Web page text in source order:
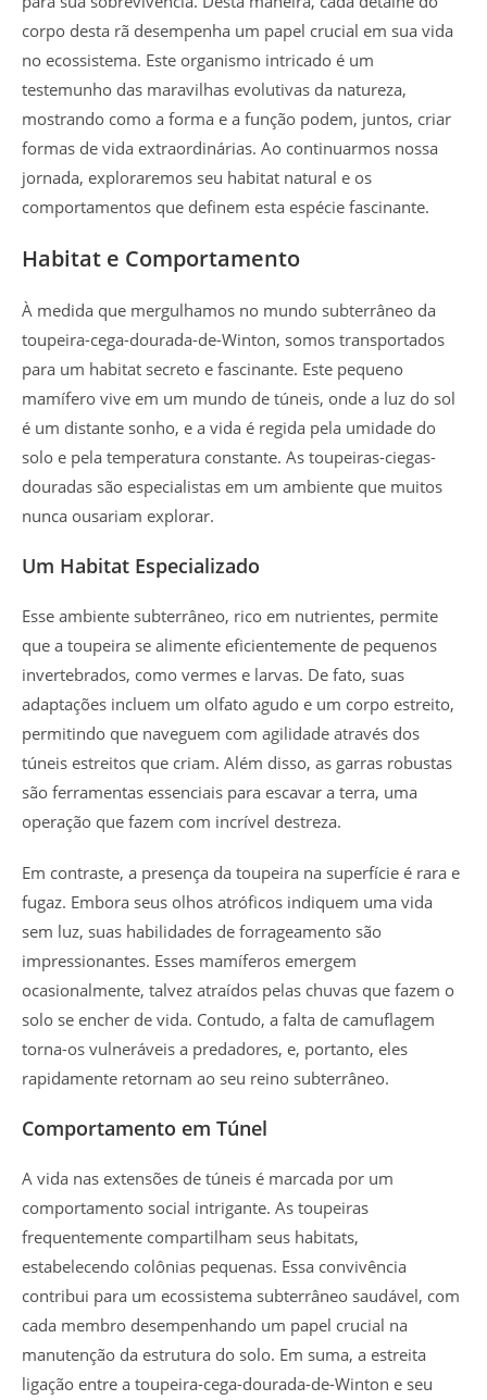
corpo desta rã desempenha um papel crucial em sua vida
no ecossistema. Este organismo intricado é um
testemunho das maravilhas evolutivas da natureza,
mostrando como a forma e a função podem, juntos, criar
formas de vida extraordinárias. Ao continuarmos nossa
jornada, exploraremos seu habitat natural e os
comportamentos que definem esta espécie fascinante.
Habitat e Comportamento
À medida que mergulhamos no mundo subterrâneo da
toupeira-cega-dourada-de-Winton, somos transportados
para um habitat secreto e fascinante. Este pequeno
mamífero vive em um mundo de túneis, onde a luz do sol
é um distante sonho, e a vida é regida pela umidade do
solo e pela temperatura constante. As toupeiras-ciegas-
douradas são especialistas em um ambiente que muitos
nunca ousariam explorar.
Um Habitat Especializado
Esse ambiente subterrâneo, rico em nutrientes, permite
que a toupeira se alimente eficientemente de pequenos
invertebrados, como vermes e larvas. De fato, suas
adaptações incluem um olfato agudo e um corpo estreito,
permitindo que naveguem com agilidade através dos
túneis estreitos que criam. Além disso, as garras robustas
são ferramentas essenciais para escavar a terra, uma
operação que fazem com incrível destreza.
Em contraste, a presença da toupeira na superfície é rara e
fugaz. Embora seus olhos atróficos indiquem uma vida
sem luz, suas habilidades de forrageamento são
impressionantes. Esses mamíferos emergem
ocasionalmente, talvez atraídos pelas chuvas que fazem o
solo se encher de vida. Contudo, a falta de camuflagem
torna-os vulneráveis a predadores, e, portanto, eles
rapidamente retornam ao seu reino subterrâneo.
Comportamento em Túnel
A vida nas extensões de túneis é marcada por um
comportamento social intrigante. As toupeiras
frequentemente compartilham seus habitats,
estabelecendo colônias pequenas. Essa convivência
contribui para um ecossistema subterrâneo saudável, com
cada membro desempenhando um papel crucial na
manutenção da estrutura do solo. Em suma, a estreita
ligação entre a toupeira-cega-dourada-de-Winton e seu